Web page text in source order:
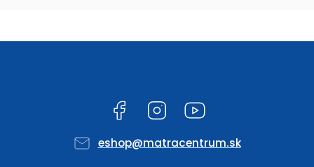
Facebook Instagram
eshop@matracentrum.sk